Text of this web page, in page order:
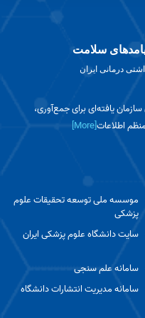
سلامت
درمانی ایران
یافته‌ای برای جمع‌آوری،
اطلاعات[More]
موسسه ملی توسعه تحقیقات علوم
پزشکی
سایت دانشگاه علوم پزشکی ایران
سامانه علم سنجی
سامانه مدیریت انتشارات دانشگاه